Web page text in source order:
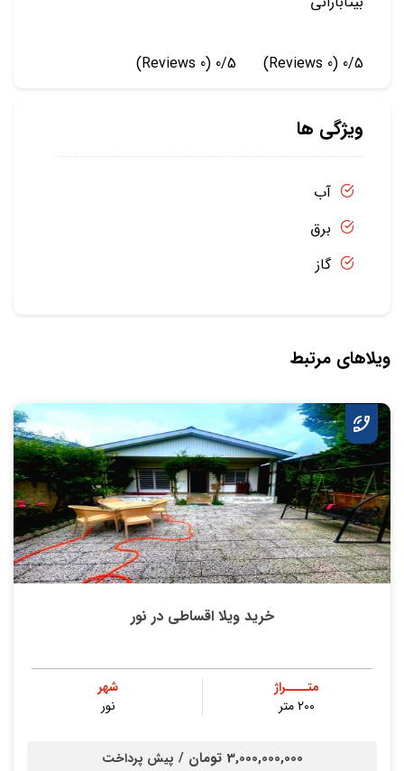
0/5
(0 Reviews)
0/5
(0 Reviews)
ویژگی ها
آب
برق
گاز
ویلاهای مرتبط
خرید ویلا اقساطی در نور
متــــراژ
200 متر
شهر
نور
3,000,000,000 تومان / پیش پرداخت